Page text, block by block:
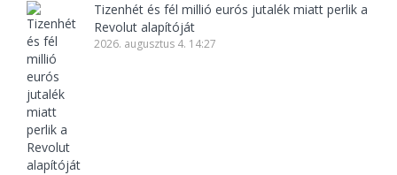
Tizenhét és fél millió eurós jutalék miatt perlik a
Revolut alapítóját
2026. augusztus 4. 14:27